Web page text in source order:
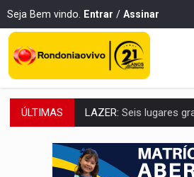
Seja Bem vindo. Entrar / Assinar
ÚLTIMAS LAZER: Seis lugares
VÍDEO:FTICCO e Força Tática
INCLUSÃO: Prefeitura